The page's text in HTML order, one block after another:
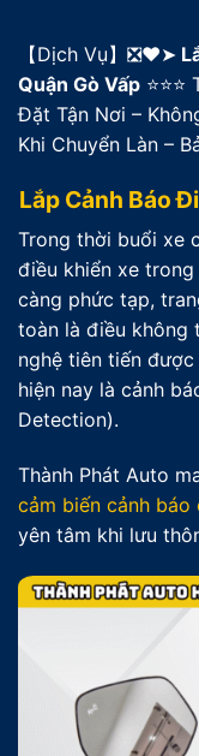
【Dịch Vụ】❎❤️➤
Quận Gò Vấp
Đặt Tận Nơi –
Khi Chuyển Làn –
Lắp Cảnh Báo
Trong thời buổi xe
điều khiển xe
càng phức tạp,
toàn là điều không
nghệ tiên tiến
hiện nay là cảnh
Detection).
Thành Phát Auto
cảm biến cảnh báo
yên tâm khi lưu